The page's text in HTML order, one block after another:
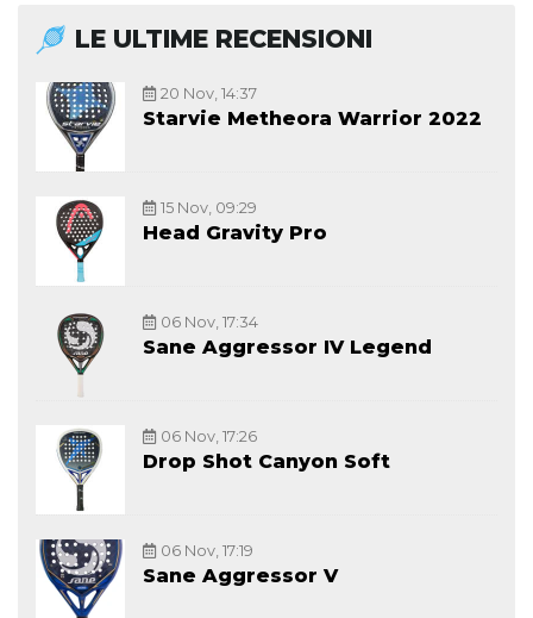
LE ULTIME RECENSIONI
20 Nov, 14:37
Starvie Metheora Warrior 2022
15 Nov, 09:29
Head Gravity Pro
06 Nov, 17:34
Sane Aggressor IV Legend
06 Nov, 17:26
Drop Shot Canyon Soft
06 Nov, 17:19
Sane Aggressor V